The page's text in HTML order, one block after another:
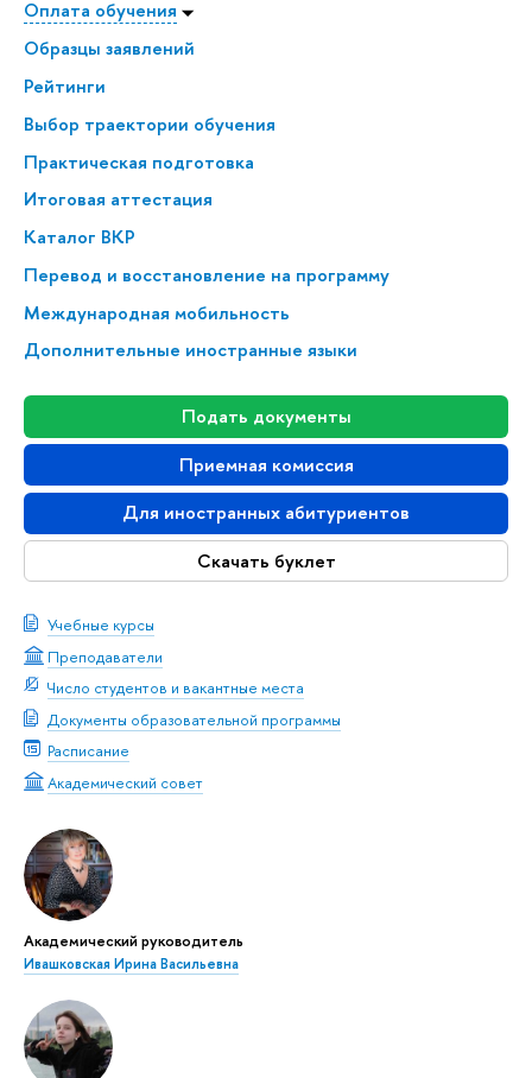
Оплата обучения
Образцы заявлений
Рейтинги
Выбор траектории обучения
Практическая подготовка
Итоговая аттестация
Каталог ВКР
Перевод и восстановление на программу
Международная мобильность
Дополнительные иностранные языки
Подать документы
Приемная комиссия
Для иностранных абитуриентов
Скачать буклет
Учебные курсы
Преподаватели
Число студентов и вакантные места
Документы образовательной программы
Расписание
Академический совет
Академический руководитель
Ивашковская Ирина Васильевна